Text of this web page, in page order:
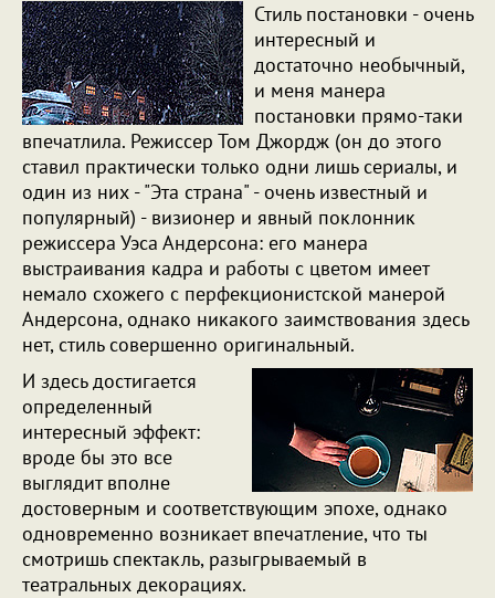
Стиль постановки - очень
интересный и
достаточно необычный,
и меня манера
постановки прямо-таки
впечатлила. Режиссер Том Джордж (он до этого
ставил практически только одни лишь сериалы, и
один из них - "Эта страна" - очень известный и
популярный) - визионер и явный поклонник
режиссера Уэса Андерсона: его манера
выстраивания кадра и работы с цветом имеет
немало схожего с перфекционистской манерой
Андерсона, однако никакого заимствования здесь
нет, стиль совершенно оригинальный.
И здесь достигается
определенный
интересный эффект:
вроде бы это все
выглядит вполне
достоверным и соответствующим эпохе, однако
одновременно возникает впечатление, что ты
смотришь спектакль, разыгрываемый в
театральных декорациях.